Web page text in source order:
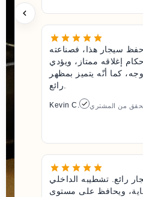
سيجار هذا، فصناعته
إغلاقه ممتاز، ويؤدي
كما أنّه يتميز بمظهر
Kevin C. من المشتري
رائع. تشطيبه الداخلي
ويحافظ على مستوى